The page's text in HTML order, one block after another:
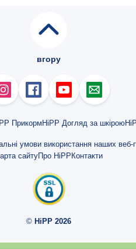
на коліки?
вгору
Прикорм HiPP Догляд за шкірою
умови використання наших веб-
сайтуПро HiPP Контакти
© HiPP 2026